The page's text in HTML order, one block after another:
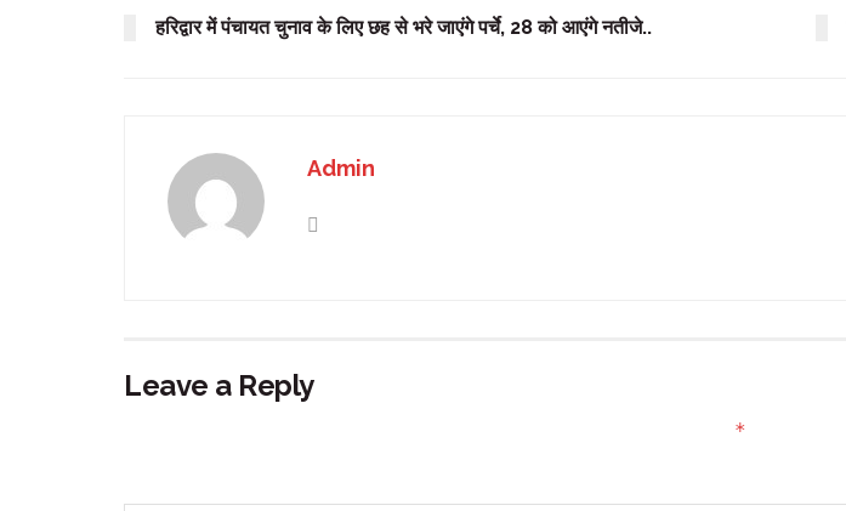
हरिद्वार में पंचायत चुनाव के लिए छह से भरे जाएंगे पर्चे, 28 को आएंगे नतीजे..
Admin
Leave a Reply
*